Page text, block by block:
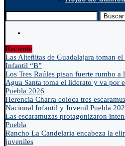
Buscar
Reciente
Las Alteñitas de Guadalajara toman
Infantil “B”
Los Tres Raúles pisan fuerte rumbo
Agua Santa toma el liderato y va por
Puebla 2026
Herencia Charra coloca tres
Nacional Infantil y Juvenil Puebla
Las escaramuzas protagonizaron
Puebla
Rancho La Candelaria encabeza la
juveniles